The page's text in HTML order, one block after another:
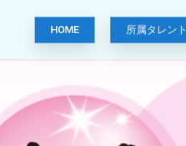
HOME 所属タレント